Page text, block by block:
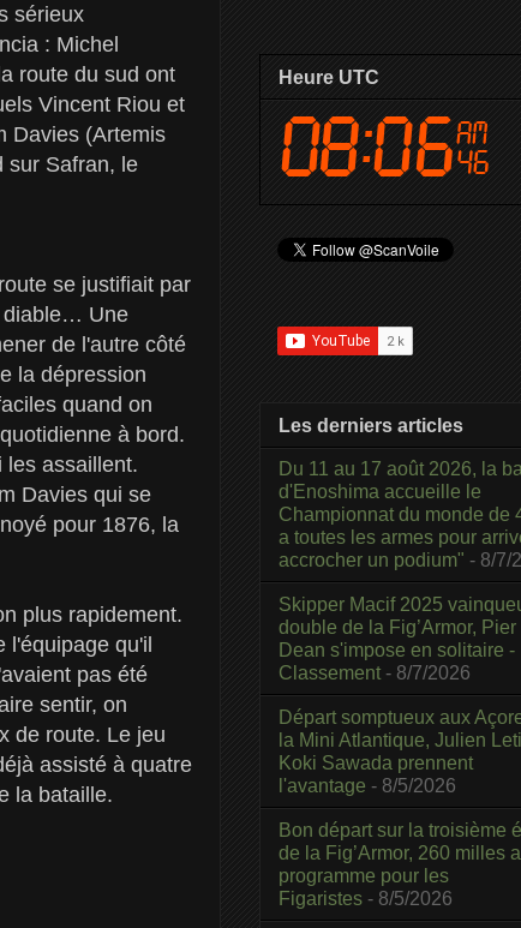
sérieux
: Michel
route du sud ont
Vincent Riou et
Davies (Artemis
sur Safran, le
se justifiait par
diable… Une
de l'autre côté
la dépression
quand on
à bord.
les assaillent.
Davies qui se
pour 1876, la
plus rapidement.
l'équipage qu'il
pas été
sentir, on
de route. Le jeu
assisté à quatre
la bataille.
Heure UTC
Les derniers articles
Du 11 au 17 août 2026, la
d'Enoshima accueille le
Championnat du monde de
a toutes les armes pour
accrocher un podium" - 8/7/
Skipper Macif 2025
double de la Fig’Armor,
Dean s'impose en solitaire -
Classement - 8/7/2026
Départ somptueux aux
la Mini Atlantique, Julien
Koki Sawada prennent
l'avantage - 8/5/2026
Bon départ sur la troisième
de la Fig’Armor, 260 milles
programme pour les
Figaristes - 8/5/2026